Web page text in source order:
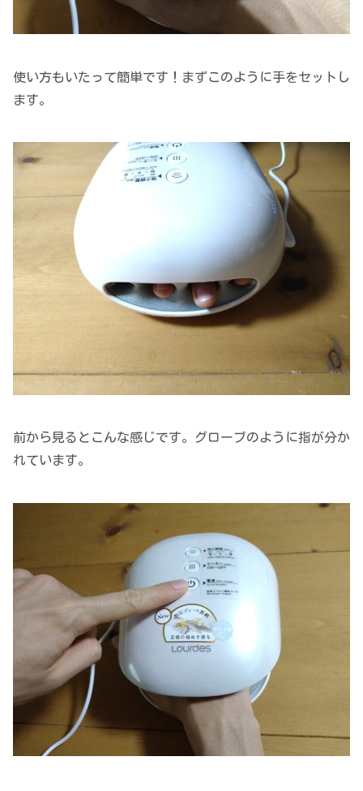
使い方もいたって簡単です！まずこのように手をセットし
ます。
前から見るとこんな感じです。グローブのように指が分か
れています。